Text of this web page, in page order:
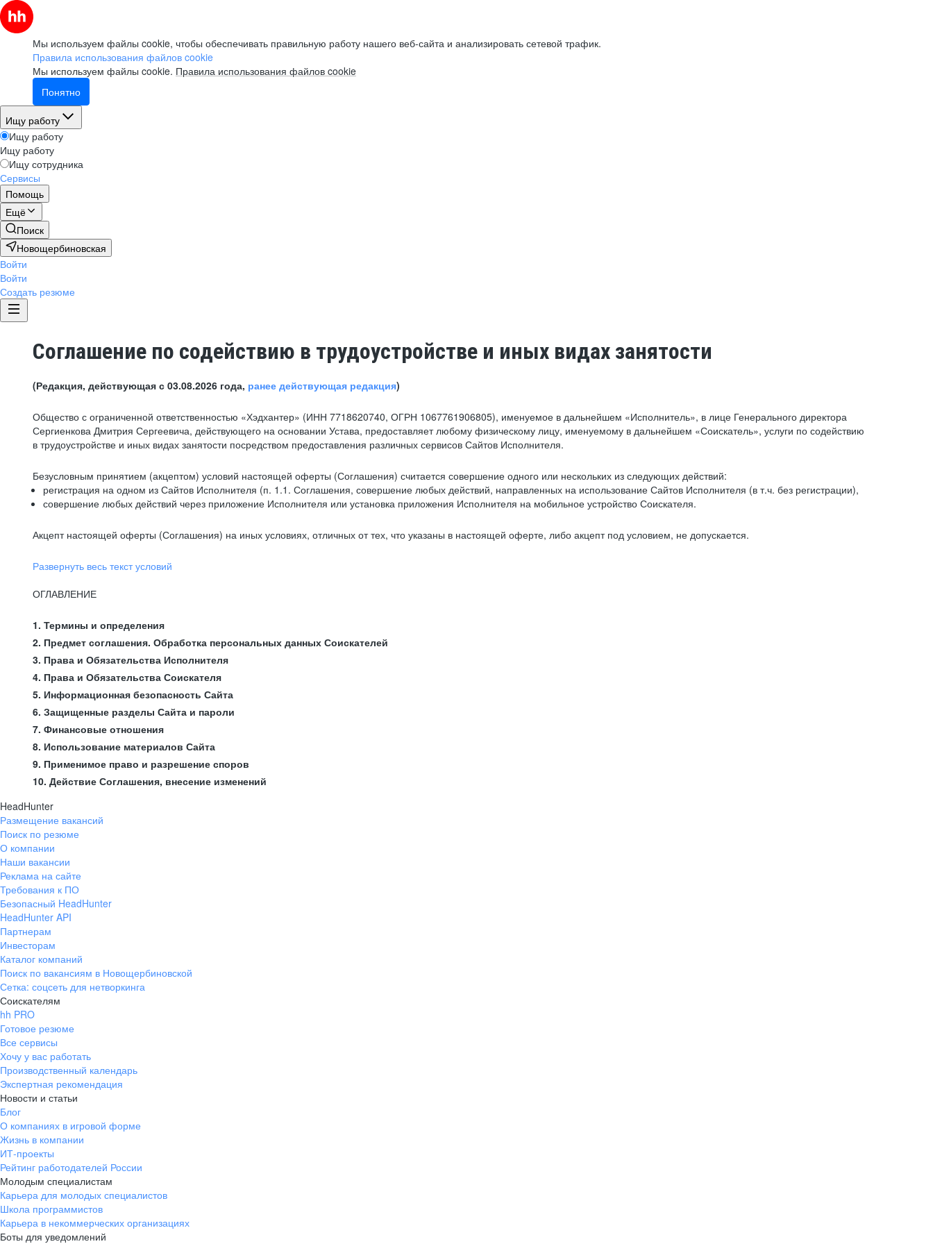
Мы используем файлы cookie, чтобы обеспечивать правильную работу нашего веб-сайта и анализировать сетевой трафик.
Правила использования файлов cookie
Мы используем файлы cookie. Правила использования файлов cookie
Понятно
Ищу работу
Ищу работу
Ищу работу
Ищу сотрудника
Сервисы
Помощь
Ещё
Поиск
Новощербиновская
Войти
Войти
Создать резюме
Соглашение по содействию в трудоустройстве и иных видах занятости
(Редакция, действующая с 03.08.2026 года, ранее действующая редакция)
Общество с ограниченной ответственностью «Хэдхантер» (ИНН 7718620740, ОГРН 1067761906805), именуемое в дальнейшем «Исполнитель», в лице Генерального директора
Сергиенкова Дмитрия Сергеевича, действующего на основании Устава, предоставляет любому физическому лицу, именуемому в дальнейшем «Соискатель», услуги по содействию
в трудоустройстве и иных видах занятости посредством предоставления различных сервисов Сайтов Исполнителя.
Безусловным принятием (акцептом) условий настоящей оферты (Соглашения) считается совершение одного или нескольких из следующих действий:
регистрация на одном из Сайтов Исполнителя (п. 1.1. Соглашения, совершение любых действий, направленных на использование Сайтов Исполнителя (в т.ч. без регистрации),
совершение любых действий через приложение Исполнителя или установка приложения Исполнителя на мобильное устройство Соискателя.
Акцепт настоящей оферты (Соглашения) на иных условиях, отличных от тех, что указаны в настоящей оферте, либо акцепт под условием, не допускается.
Развернуть весь текст условий
ОГЛАВЛЕНИЕ
1. Термины и определения
2. Предмет соглашения. Обработка персональных данных Соискателей
3. Права и Обязательства Исполнителя
4. Права и Обязательства Соискателя
5. Информационная безопасность Сайта
6. Защищенные разделы Сайта и пароли
7. Финансовые отношения
8. Использование материалов Сайта
9. Применимое право и разрешение споров
10. Действие Соглашения, внесение изменений
HeadHunter
Размещение вакансий
Поиск по резюме
О компании
Наши вакансии
Реклама на сайте
Требования к ПО
Безопасный HeadHunter
HeadHunter API
Партнерам
Инвесторам
Каталог компаний
Поиск по вакансиям в Новощербиновской
Сетка: соцсеть для нетворкинга
Соискателям
hh PRO
Готовое резюме
Все сервисы
Хочу у вас работать
Производственный календарь
Экспертная рекомендация
Новости и статьи
Блог
О компаниях в игровой форме
Жизнь в компании
ИТ-проекты
Рейтинг работодателей России
Молодым специалистам
Карьера для молодых специалистов
Школа программистов
Карьера в некоммерческих организациях
Боты для уведомлений